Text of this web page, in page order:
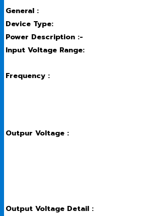
General :
Device Type:
Power Description :-
Input Voltage Range:
Frequency :
Outpur Voltage :
Output Voltage Detail :